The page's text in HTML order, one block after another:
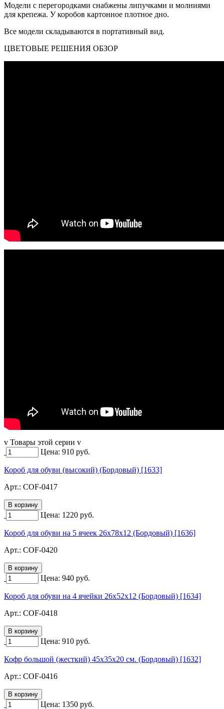
Модели с перегородками снабжены липучками и молниями
для крепежа. У коробов картонное плотное дно.
Все модели складываются в портативный вид.
ЦВЕТОВЫЕ РЕШЕНИЯ ОБЗОР
v Товары этой серии v
Цена: 910 руб.
Короб для обуви (высокий) (Бордовый) [1633]
Арт.: COF-0417
Цена: 1220 руб.
Короб для обуви на 5 ячеек 26х78х12 (Бордовый) [1636]
Арт.: COF-0420
Цена: 940 руб.
Короб для обуви на 4 ячейки 26х52х12 (Бордовый) [1634]
Арт.: COF-0418
Цена: 910 руб.
Кофр большой (жесткий) 45х35х20 см. (Бордовый) [1632]
Арт.: COF-0416
Цена: 1350 руб.